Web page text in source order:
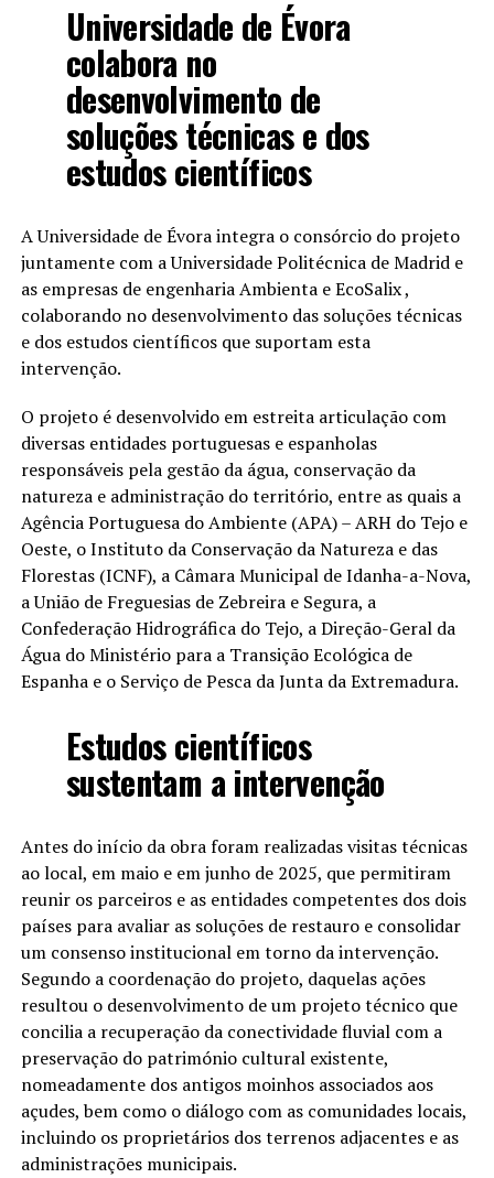
Universidade de Évora
colabora no
desenvolvimento de
soluções técnicas e dos
estudos científicos
A Universidade de Évora integra o consórcio do projeto
juntamente com a Universidade Politécnica de Madrid e
as empresas de engenharia Ambienta e EcoSalix ,
colaborando no desenvolvimento das soluções técnicas
e dos estudos científicos que suportam esta
intervenção.
O projeto é desenvolvido em estreita articulação com
diversas entidades portuguesas e espanholas
responsáveis pela gestão da água, conservação da
natureza e administração do território, entre as quais a
Agência Portuguesa do Ambiente (APA) – ARH do Tejo e
Oeste, o Instituto da Conservação da Natureza e das
Florestas (ICNF), a Câmara Municipal de Idanha-a-Nova,
a União de Freguesias de Zebreira e Segura, a
Confederação Hidrográfica do Tejo, a Direção-Geral da
Água do Ministério para a Transição Ecológica de
Espanha e o Serviço de Pesca da Junta da Extremadura.
Estudos científicos
sustentam a intervenção
Antes do início da obra foram realizadas visitas técnicas
ao local, em maio e em junho de 2025, que permitiram
reunir os parceiros e as entidades competentes dos dois
países para avaliar as soluções de restauro e consolidar
um consenso institucional em torno da intervenção.
Segundo a coordenação do projeto, daquelas ações
resultou o desenvolvimento de um projeto técnico que
concilia a recuperação da conectividade fluvial com a
preservação do património cultural existente,
nomeadamente dos antigos moinhos associados aos
açudes, bem como o diálogo com as comunidades locais,
incluindo os proprietários dos terrenos adjacentes e as
administrações municipais.